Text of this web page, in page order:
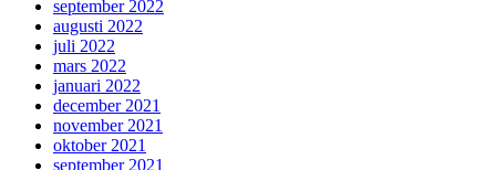
september 2022
augusti 2022
juli 2022
mars 2022
januari 2022
december 2021
november 2021
oktober 2021
september 2021